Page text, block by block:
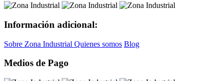
Información adicional:
Sobre Zona Industrial Quienes somos Blog
Medios de Pago